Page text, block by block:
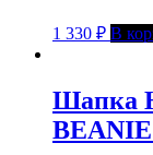
1 330 ₽ В
Шапка